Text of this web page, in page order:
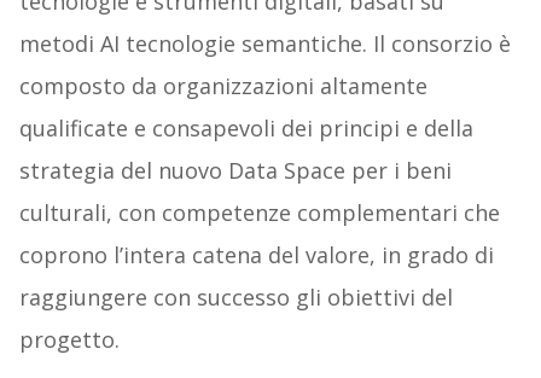
metodi AI tecnologie semantiche. Il consorzio è
composto da organizzazioni altamente
qualificate e consapevoli dei principi e della
strategia del nuovo Data Space per i beni
culturali, con competenze complementari che
coprono l’intera catena del valore, in grado di
raggiungere con successo gli obiettivi del
progetto.